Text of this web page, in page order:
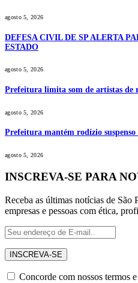
agosto 5, 2026
DEFESA CIVIL DE SP ALERTA
ESTADO
agosto 5, 2026
Prefeitura limita som de artistas de
agosto 5, 2026
Prefeitura mantém rodízio
agosto 5, 2026
INSCREVA-SE PARA
Receba as últimas notícias de São
empresas e pessoas com ética,
Concorde com nossos termos